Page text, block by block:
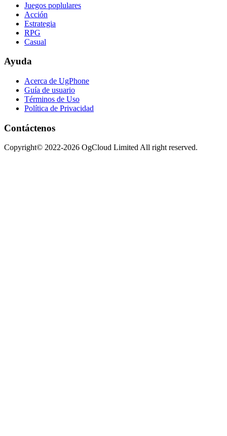
Juegos poplulares
Acción
Estrategia
RPG
Casual
Ayuda
Acerca de UgPhone
Guía de usuario
Términos de Uso
Política de Privacidad
Contáctenos
Copyright© 2022-2026 OgCloud Limited All right reserved.